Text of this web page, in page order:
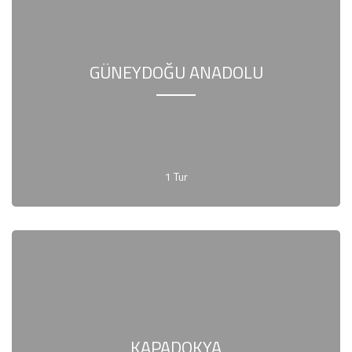
GÜNEYDOĞU ANADOLU
1 Tur